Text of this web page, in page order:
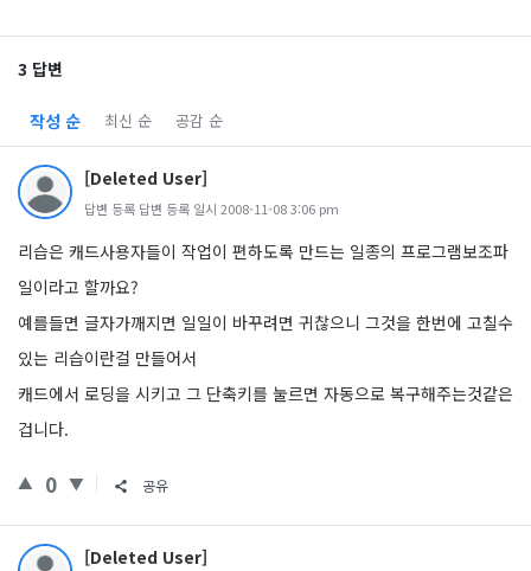
3 답변
작성 순 최신 순 공감 순
[Deleted User]
답변 등록 답변 등록 일시 2008-11-08 3:06 pm
리습은 캐드사용자들이 작업이 편하도록 만드는 일종의 프로그램보조파
일이라고 할까요?
예를들면 글자가깨지면 일일이 바꾸려면 귀찮으니 그것을 한번에 고칠수
있는 리습이란걸 만들어서
캐드에서 로딩을 시키고 그 단축키를 눌르면 자동으로 복구해주는것같은
겁니다.
0 공유
[Deleted User]